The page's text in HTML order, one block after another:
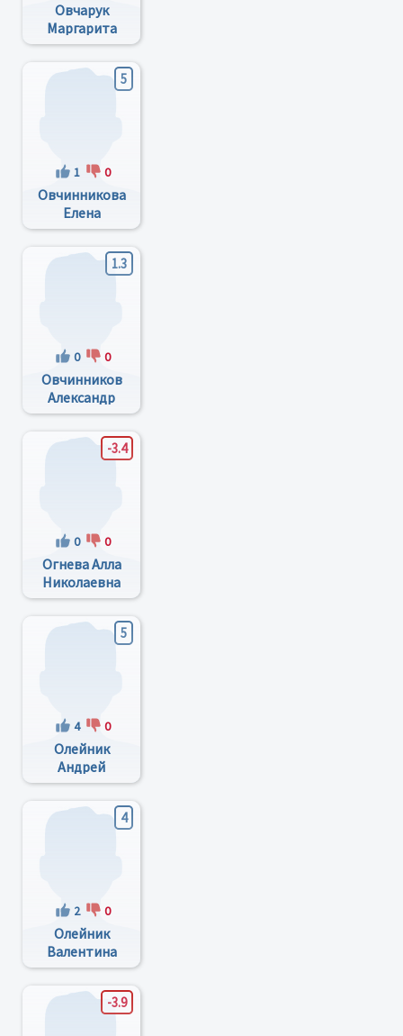
Овчарук
Маргарита
Михайловна
5
1 0
Овчинникова
Елена
Руславовна
1.3
0 0
Овчинников
Александр
Александрович
-3.4
0 0
Огнева Алла
Николаевна
5
4 0
Олейник
Андрей
Владимирович
4
2 0
Олейник
Валентина
Григорьевна
-3.9